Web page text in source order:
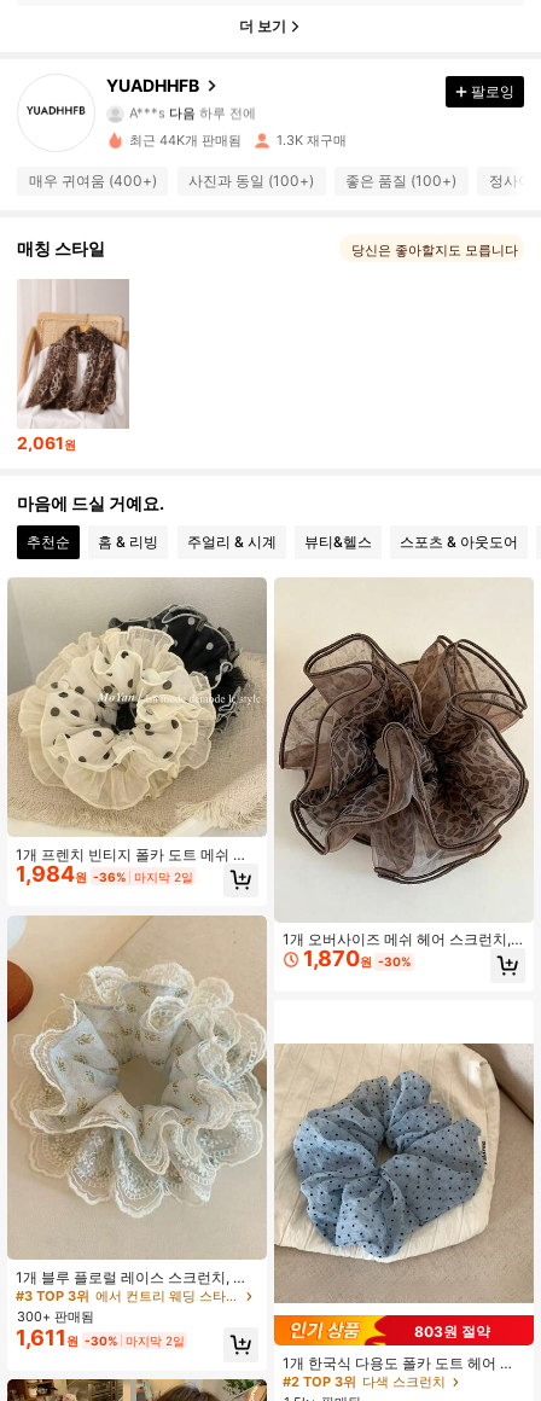
더 보기
YUADHHFB
g***2 가 탐색 중입니다
4.70
1.1K 팔로워
4.70
4.70 1.1K 팔로워
4.70 1.1K 팔로워
4.70 1.1K 팔로워
팔로잉
최근 44K개 판매됨 1.3K 재구매
매우 귀여움 (400+) 사진과 동일 (100+) 좋은 품질 (100+) 정사이
매칭 스타일 당신은 좋아할지도 모릅니다
2,061원
마음에 드실 거예요.
추천순 홈 & 리빙 주얼리 & 시계 뷰티&헬스 스포츠 & 아웃도어
1개 프렌치 빈티지 폴카 도트 메쉬 더
블 레이어 러플 스크런치, 여성용 부드
럽고 폭신한 헤어 타이, 한국 스타일
피크닉, 휴가에 적합한 다용도 헤어 액
세서리 포니테일 고무줄
1,984원 -36% 마지막 2일
1개 블루 플로럴 레이스 스크런치, 우
아한 루즈핏 헤어 타이, 헤어 액세서리
#3 TOP 3위
에서 컨트리 웨딩 스타일 여성 헤어 액세서리
300+ 판매됨
1,611 원 -30% 마지막 2일
1개 오버사이즈 메쉬 헤어 스크런치,
고탄력 오간자 헤어 타이, 볼륨감 있는
헤어 액세서리 포니테일
1,870원 -30%
803원 절약
1개 한국식 다용도 폴카 도트 헤어 스
크런치, 달콤한 메쉬 헤어 타이, 포니
테일에 적합, 헤어 액세서리
#2 TOP 3위 다색 스크런치